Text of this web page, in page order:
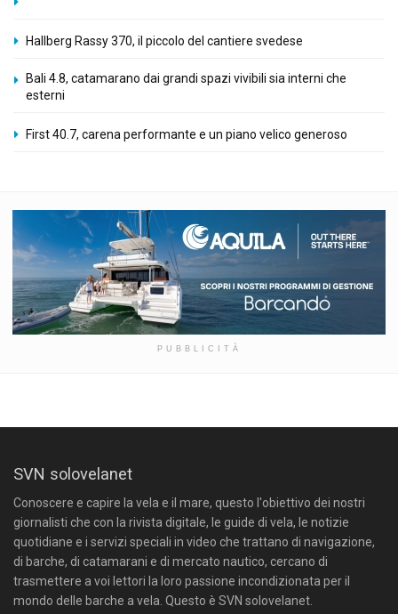
Hallberg Rassy 370, il piccolo del cantiere svedese
Bali 4.8, catamarano dai grandi spazi vivibili sia interni che
esterni
First 40.7, carena performante e un piano velico generoso
PUBBLICITÀ
SVN solovelanet
Conoscere e capire la vela e il mare, questo l'obiettivo dei nostri
giornalisti che con la rivista digitale, le guide di vela, le notizie
quotidiane e i servizi speciali in video che trattano di navigazione,
di barche, di catamarani e di mercato nautico, cercano di
trasmettere a voi lettori la loro passione incondizionata per il
mondo delle barche a vela. Questo è SVN solovelanet.